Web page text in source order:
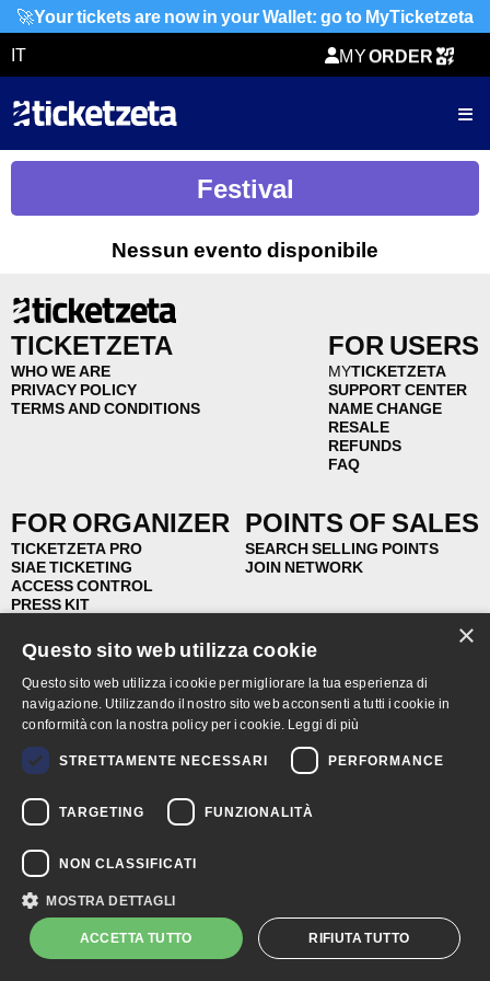
🚀Your tickets are now in your Wallet: go to MyTicketzeta
IT
MY
TICKETZETA
ORDER
SHARING
Festival
Nessun evento disponibile
TICKETZETA
WHO WE ARE
PRIVACY POLICY
TERMS AND CONDITIONS
FOR USERS
MYTICKETZETA
SUPPORT CENTER
NAME CHANGE
RESALE
REFUNDS
FAQ
FOR ORGANIZER
TICKETZETA PRO
SIAE TICKETING
ACCESS CONTROL
PRESS KIT
POINTS OF SALES
SEARCH SELLING POINTS
JOIN NETWORK
© 2026 Ticketzeta - UNIBLANCO srl Società a socio unico - Via De Nicola
29/O 92021 Aragona (AG) Capitale Sociale Euro 10.000 i.v. - C.F. - P.I. -
R.I. 03038250845 - R.E.A. AG 222812
×
Questo sito web utilizza cookie
Questo sito web utilizza i cookie per migliorare la tua esperienza di
navigazione. Utilizzando il nostro sito web acconsenti a tutti i cookie in
conformità con la nostra policy per i cookie. Leggi di più
STRETTAMENTE NECESSARI PERFORMANCE
TARGETING FUNZIONALITÀ
NON CLASSIFICATI
MOSTRA DETTAGLI
ACCETTA TUTTO RIFIUTA TUTTO